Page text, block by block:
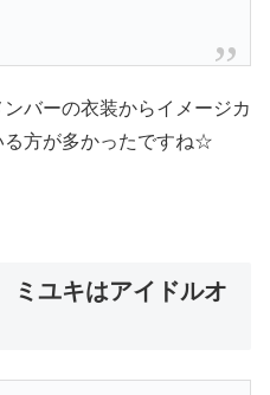
バーの衣装からイメージカ
る方が多かったですね☆
ユキはアイドルオ